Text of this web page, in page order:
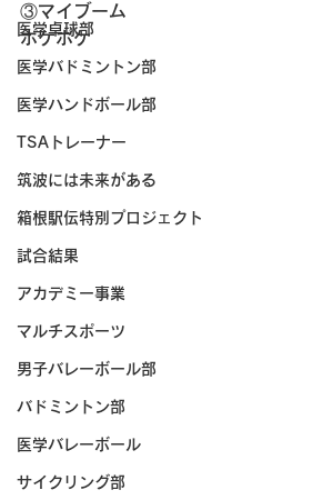
医学卓球部
医学バドミントン部
医学ハンドボール部
TSAトレーナー
筑波には未来がある
箱根駅伝特別プロジェクト
試合結果
アカデミー事業
マルチスポーツ
男子バレーボール部
バドミントン部
医学バレーボール
サイクリング部
③マイブーム
ポケポケ